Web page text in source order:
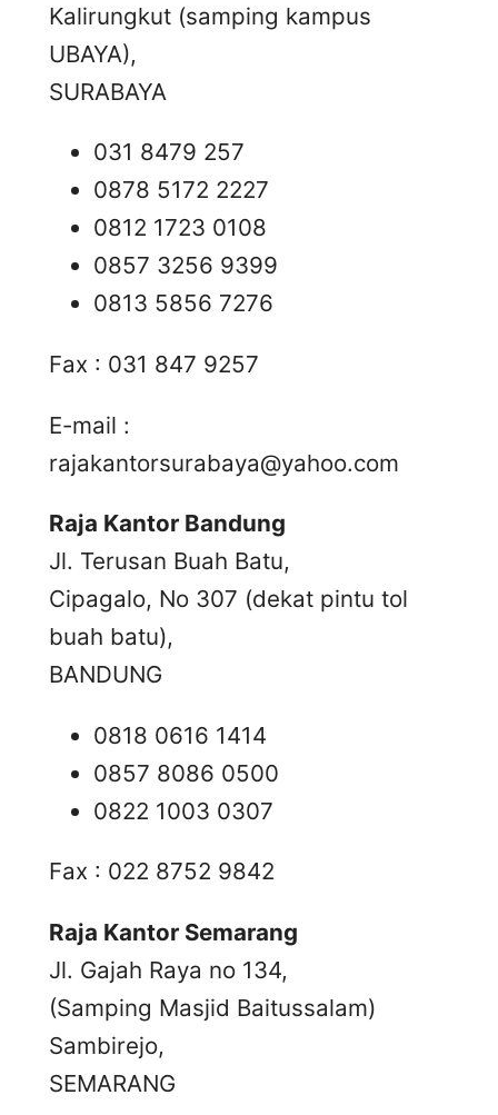
Kalirungkut (samping kampus
UBAYA),
SURABAYA
031 8479 257
0878 5172 2227
0812 1723 0108
0857 3256 9399
0813 5856 7276
Fax : 031 847 9257
E-mail :
rajakantorsurabaya@yahoo.com
Raja Kantor Bandung
Jl. Terusan Buah Batu,
Cipagalo, No 307 (dekat pintu tol
buah batu),
BANDUNG
0818 0616 1414
0857 8086 0500
0822 1003 0307
Fax : 022 8752 9842
Raja Kantor Semarang
Jl. Gajah Raya no 134,
(Samping Masjid Baitussalam)
Sambirejo,
SEMARANG